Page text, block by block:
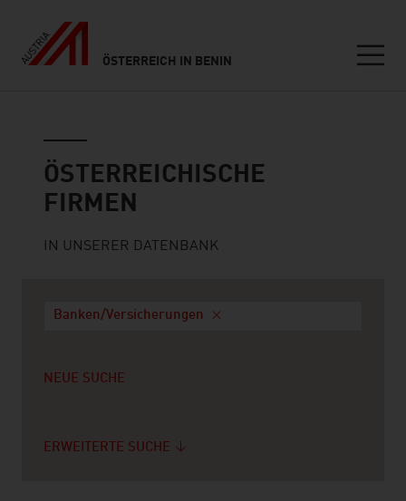
ÖSTERREICH IN BENIN
ÖSTERREICHISCHE
FIRMEN
IN UNSERER DATENBANK
Banken/Versicherungen
NEUE SUCHE
ERWEITERTE SUCHE